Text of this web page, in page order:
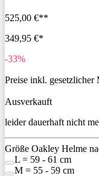
525,00 €**
349,95 €*
-33%
Preise inkl. gesetzlicher
Ausverkauft
leider dauerhaft nicht
Größe Oakley Helme
L = 59 - 61 cm
M = 55 - 59 cm